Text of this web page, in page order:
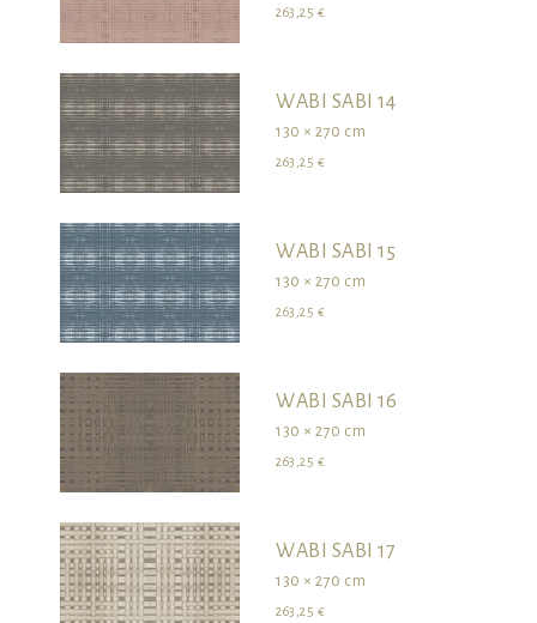
263,25 €
WABI SABI 14
130 × 270 cm
263,25 €
WABI SABI 15
130 × 270 cm
263,25 €
WABI SABI 16
130 × 270 cm
263,25 €
WABI SABI 17
130 × 270 cm
263,25 €